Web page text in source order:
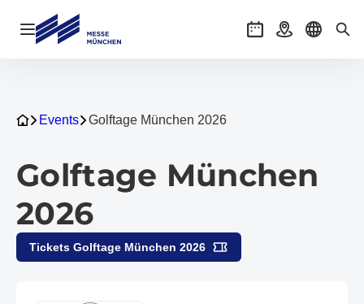
Navigation öffnen Veranstaltungen
AnreiseSprache
Events Golftage München 2026
Golftage München
2026
Tickets Golftage München 2026